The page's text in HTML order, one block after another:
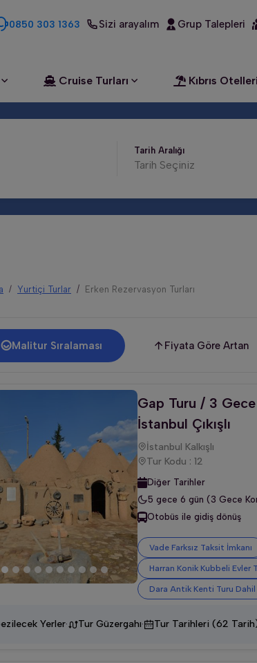
0850 303 1363 Sizi arayalım Grup Talepleri
Cruise Turları Kıbrıs Otelleri
Tarih Aralığı
Yurtiçi Turlar Erken Rezervasyon Turları
Malitur Sıralaması Fiyata Göre Artan
Gap Turu / 3
İstanbul Çıkışlı
İstanbul Kalkışlı
Tur Kodu : 12
Diğer Tarihler
5 gece 6 gün (3 Gece
Otobüs ile gidiş dönüş
Vade Farksız Taksit İmkanı
Harran Konik Kubbeli Evler
Dara Antik Kenti Turu Dahil
Yerler· Tur Güzergahı· Tur Tarihleri (62